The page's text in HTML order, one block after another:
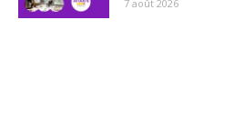
7 août 2026